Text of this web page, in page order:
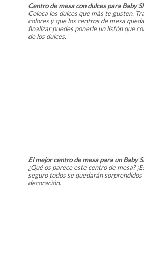
Centro de mesa con dulces para Baby
Coloca los dulces que más te gusten.
colores y que los centros de mesa
finalizar puedes ponerle un listón que
de los dulces.
El mejor centro de mesa para un Baby
¿Qué os parece este centro de mesa?
seguro todos se quedarán sorprendidos
decoración.